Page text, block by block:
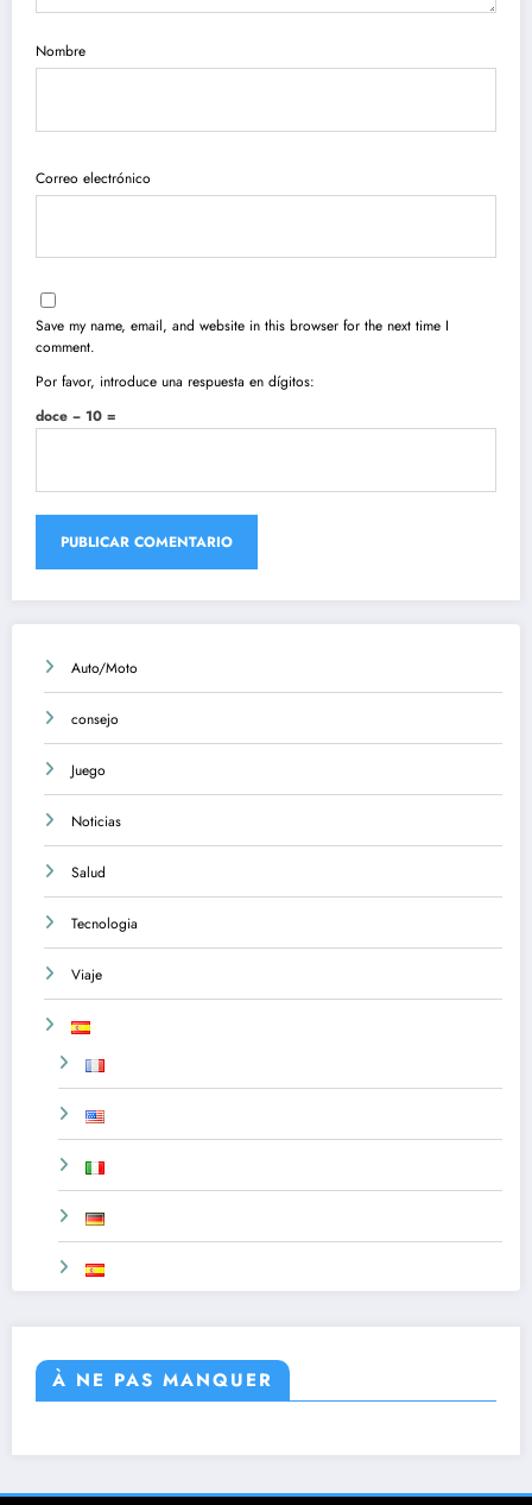
Nombre
Correo electrónico
Save my name, email, and website in this browser for the next time I
comment.
Por favor, introduce una respuesta en dígitos:
doce − 10 =
Auto/Moto
consejo
Juego
Noticias
Salud
Tecnologia
Viaje
À NE PAS MANQUER